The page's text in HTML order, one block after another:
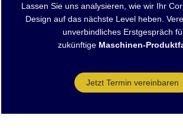
Lassen Sie uns analysieren, wie wir Ihr
Design auf das nächste Level heben.
unverbindliches Erstgespräch
zukünftige Maschinen-
Jetzt Termin vereinbaren